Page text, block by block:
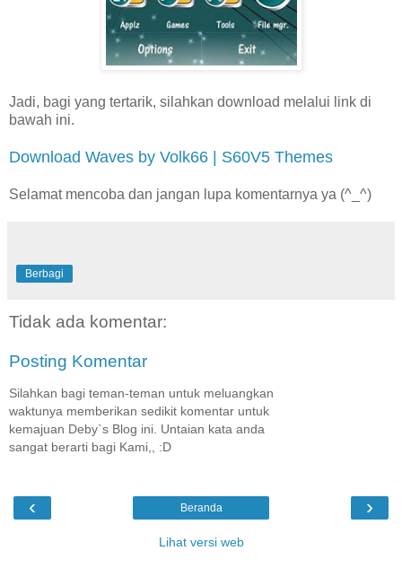
Jadi, bagi yang tertarik, silahkan download melalui link di
bawah ini.
Download Waves by Volk66 | S60V5 Themes
Selamat mencoba dan jangan lupa komentarnya ya (^_^)
Berbagi
Tidak ada komentar:
Posting Komentar
Silahkan bagi teman-teman untuk meluangkan
waktunya memberikan sedikit komentar untuk
kemajuan Deby`s Blog ini. Untaian kata anda
sangat berarti bagi Kami,, :D
‹ ›
Beranda
Lihat versi web